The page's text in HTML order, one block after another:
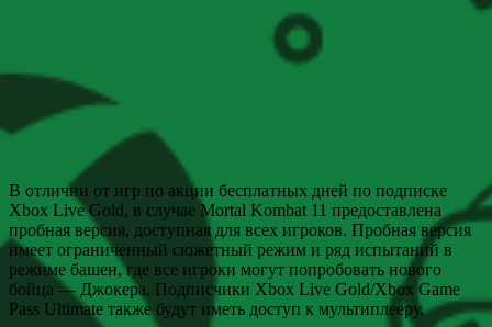
В отличии от игр по акции бесплатных дней по подписке
Xbox Live Gold, в случае Mortal Kombat 11 предоставлена
пробная версия, доступная для всех игроков. Пробная версия
имеет ограниченный сюжетный режим и ряд испытаний в
режиме башен, где все игроки могут попробовать нового
бойца — Джокера. Подписчики Xbox Live Gold/Xbox Game
Pass Ultimate также будут иметь доступ к мультиплееру.